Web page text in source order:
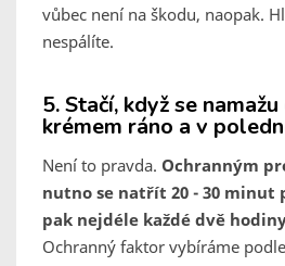
vůbec není na škodu, naopak.
nespálíte.
5. Stačí, když se
krémem ráno a v
Není to pravda. Ochranným
nutno se natřít 20 - 30 minut
pak nejdéle každé dvě
Ochranný faktor vybíráme